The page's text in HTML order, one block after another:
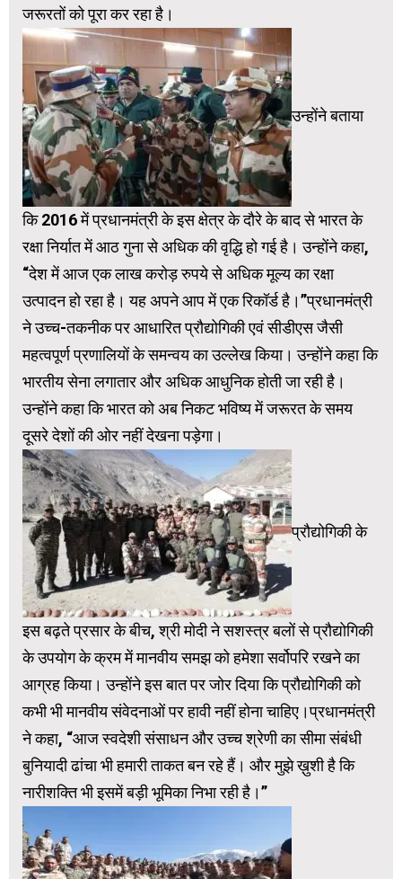
जरूरतों को पूरा कर रहा है।
उन्होंने बताया
कि 2016 में प्रधानमंत्री के इस क्षेत्र के दौरे के बाद से भारत के
रक्षा निर्यात में आठ गुना से अधिक की वृद्धि हो गई है। उन्होंने कहा,
“देश में आज एक लाख करोड़ रुपये से अधिक मूल्य का रक्षा
उत्पादन हो रहा है। यह अपने आप में एक रिकॉर्ड है।”प्रधानमंत्री
ने उच्च-तकनीक पर आधारित प्रौद्योगिकी एवं सीडीएस जैसी
महत्वपूर्ण प्रणालियों के समन्वय का उल्लेख किया। उन्होंने कहा कि
भारतीय सेना लगातार और अधिक आधुनिक होती जा रही है।
उन्होंने कहा कि भारत को अब निकट भविष्य में जरूरत के समय
दूसरे देशों की ओर नहीं देखना पड़ेगा।
प्रौद्योगिकी के
इस बढ़ते प्रसार के बीच, श्री मोदी ने सशस्त्र बलों से प्रौद्योगिकी
के उपयोग के क्रम में मानवीय समझ को हमेशा सर्वोपरि रखने का
आग्रह किया। उन्होंने इस बात पर जोर दिया कि प्रौद्योगिकी को
कभी भी मानवीय संवेदनाओं पर हावी नहीं होना चाहिए।प्रधानमंत्री
ने कहा, “आज स्वदेशी संसाधन और उच्च श्रेणी का सीमा संबंधी
बुनियादी ढांचा भी हमारी ताकत बन रहे हैं। और मुझे ख़ुशी है कि
नारीशक्ति भी इसमें बड़ी भूमिका निभा रही है।”